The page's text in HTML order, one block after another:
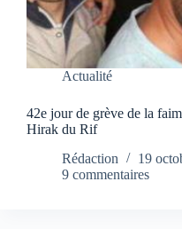
Actualité
42e jour de grève de la
Hirak du Rif
Rédaction
19
9 commentaires